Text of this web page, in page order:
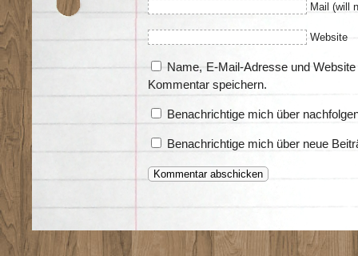
Mail (will
Website
Name, E-Mail-Adresse und
Kommentar speichern.
Benachrichtige mich über
Benachrichtige mich über neue